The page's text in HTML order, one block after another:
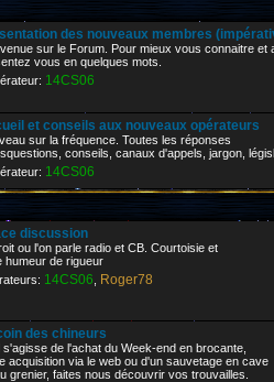
des nouveaux membres
sur le Forum. Pour mieux vous connaitre
vous en quelques mots.
14CS06
et conseils aux nouveaux opérateurs
sur la fréquence. Toutes les réponses
conseils, canaux d'appels, jargon,
14CS06
discussion
ou l'on parle radio et CB. Courtoisie et
humeur de rigueur
14CS06 Roger78
des chineurs
s'agisse de l'achat du Week-end en brocante,
acquisition via le web ou d'un sauvetage en cave
grenier, faites nous découvrir vos trouvailles.